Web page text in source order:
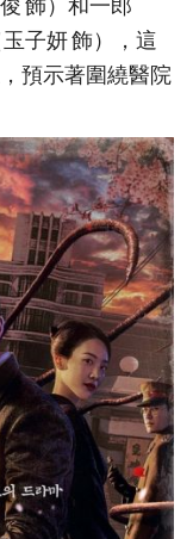
飾）和一郎
子妍 飾），這
預示著圍繞醫院